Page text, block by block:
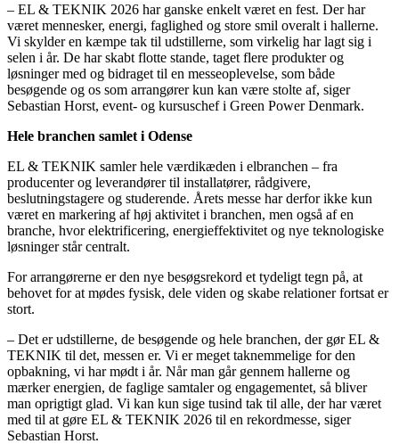
– EL & TEKNIK 2026 har ganske enkelt været en fest. Der har
været mennesker, energi, faglighed og store smil overalt i hallerne.
Vi skylder en kæmpe tak til udstillerne, som virkelig har lagt sig i
selen i år. De har skabt flotte stande, taget flere produkter og
løsninger med og bidraget til en messeoplevelse, som både
besøgende og os som arrangører kun kan være stolte af, siger
Sebastian Horst, event- og kursuschef i Green Power Denmark.
Hele branchen samlet i Odense
EL & TEKNIK samler hele værdikæden i elbranchen – fra
producenter og leverandører til installatører, rådgivere,
beslutningstagere og studerende. Årets messe har derfor ikke kun
været en markering af høj aktivitet i branchen, men også af en
branche, hvor elektrificering, energieffektivitet og nye teknologiske
løsninger står centralt.
For arrangørerne er den nye besøgsrekord et tydeligt tegn på, at
behovet for at mødes fysisk, dele viden og skabe relationer fortsat er
stort.
– Det er udstillerne, de besøgende og hele branchen, der gør EL &
TEKNIK til det, messen er. Vi er meget taknemmelige for den
opbakning, vi har mødt i år. Når man går gennem hallerne og
mærker energien, de faglige samtaler og engagementet, så bliver
man oprigtigt glad. Vi kan kun sige tusind tak til alle, der har været
med til at gøre EL & TEKNIK 2026 til en rekordmesse, siger
Sebastian Horst.